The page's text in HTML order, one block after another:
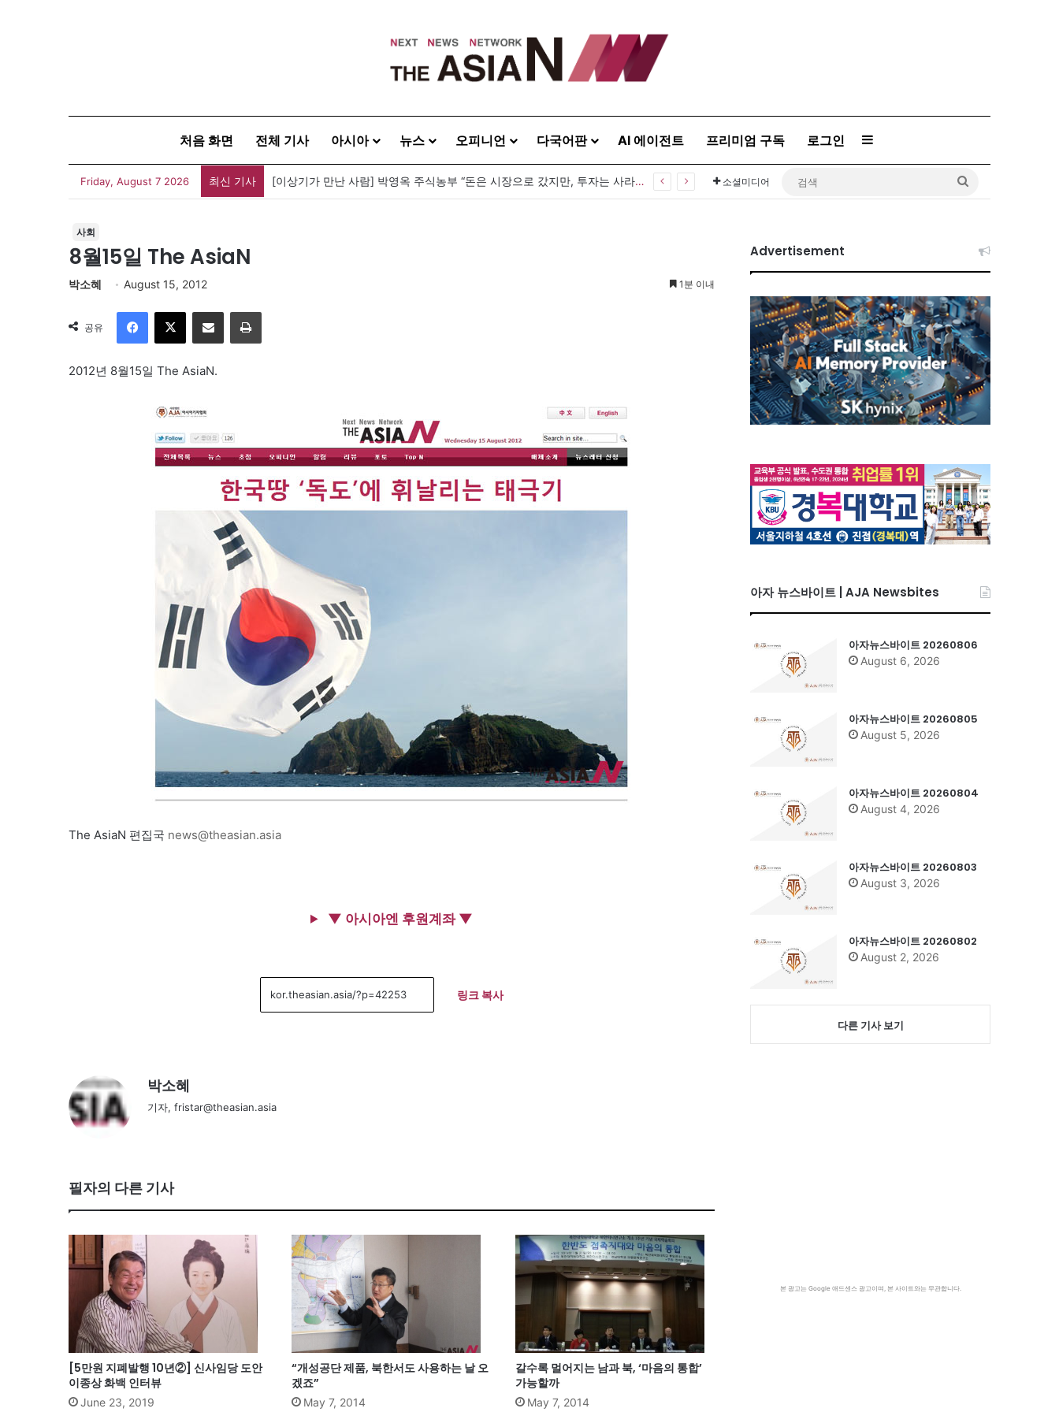
처음 화면 전체 기사 아시아 뉴스 오피니언 다국어판 AI 에이전트 프리미엄 구독 로그인 Sidebar
Friday, August 7 2026 최신 기사 [신간] 대통령의 등 뒤 1미터…“보이지 않는 자리에서 누구를 지킨다는 것” 소셜미디어
사회
8월15일 The AsiaN
박소혜 August 15, 2012 1분 이내
공유
이메일
2012년 8월15일 The AsiaN.
The AsiaN 편집국 news@theasian.asia
▼ 아시아엔 후원계좌 ▼
링크 복사
박소혜
기자, fristar@theasian.asia
필자의 다른 기사
[5만원 지폐발행 10년②] 신사임당 도안
이종상 화백 인터뷰
June 23, 2019
“개성공단 제품, 북한서도 사용하는 날 오
겠죠”
May 7, 2014
갈수록 멀어지는 남과 북, ‘마음의 통합’
가능할까
May 7, 2014
Advertisement
아자 뉴스바이트 | AJA Newsbites
아자뉴스바이트 20260806
August 6, 2026
아자뉴스바이트 20260805
August 5, 2026
아자뉴스바이트 20260804
August 4, 2026
아자뉴스바이트 20260803
August 3, 2026
아자뉴스바이트 20260802
August 2, 2026
다른 기사 보기
본 광고는 Google 애드센스 광고이며, 본 사이트와는 무관합니다.